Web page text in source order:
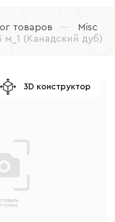
товаров —
Misc
м_1 (Канадский дуб)
3D конструктор